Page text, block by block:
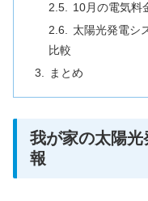
10月の電気料
太陽光発電シ
比較
まとめ
我が家の太陽
報